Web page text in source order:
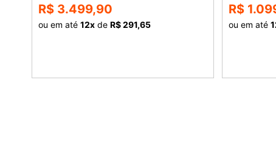
R$ 3.499,90
ou em até12x deR$ 291,65
R$
ou em até